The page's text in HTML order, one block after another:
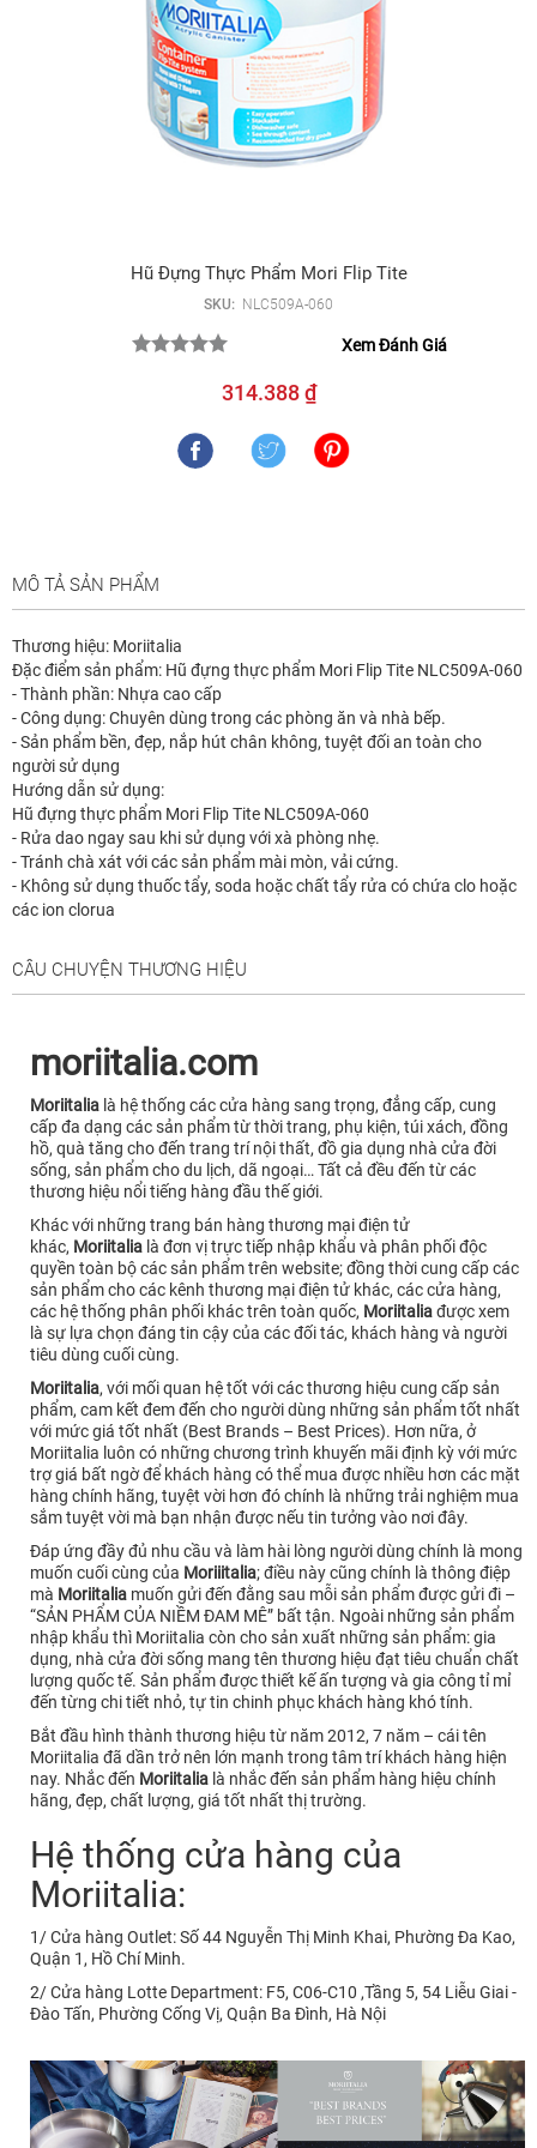
Hũ Đựng Thực Phẩm Mori Flip Tite
SKU: NLC509A-060
Xem Đánh Giá
314.388 ₫
MÔ TẢ SẢN PHẨM
Thương hiệu: Moriitalia
Đặc điểm sản phẩm: Hũ đựng thực phẩm Mori Flip Tite NLC509A-060
- Thành phần: Nhựa cao cấp
- Công dụng: Chuyên dùng trong các phòng ăn và nhà bếp.
- Sản phẩm bền, đẹp, nắp hút chân không, tuyệt đối an toàn cho
người sử dụng
Hướng dẫn sử dụng:
Hũ đựng thực phẩm Mori Flip Tite NLC509A-060
- Rửa dao ngay sau khi sử dụng với xà phòng nhẹ.
- Tránh chà xát với các sản phẩm mài mòn, vải cứng.
- Không sử dụng thuốc tẩy, soda hoặc chất tẩy rửa có chứa clo hoặc
các ion clorua
CÂU CHUYỆN THƯƠNG HIỆU
moriitalia.com
Moriitalia là hệ thống các cửa hàng sang trọng, đẳng cấp, cung
cấp đa dạng các sản phẩm từ thời trang, phụ kiện, túi xách, đồng
hồ, quà tăng cho đến trang trí nội thất, đồ gia dụng nhà cửa đời
sống, sản phẩm cho du lịch, dã ngoại… Tất cả đều đến từ các
thương hiệu nổi tiếng hàng đầu thế giới.
Khác với những trang bán hàng thương mại điện tử
khác, Moriitalia là đơn vị trực tiếp nhập khẩu và phân phối độc
quyền toàn bộ các sản phẩm trên website; đồng thời cung cấp các
sản phẩm cho các kênh thương mại điện tử khác, các cửa hàng,
các hệ thống phân phối khác trên toàn quốc, Moriitaliađược xem
là sự lựa chọn đáng tin cậy của các đối tác, khách hàng và người
tiêu dùng cuối cùng.
Moriitalia, với mối quan hệ tốt với các thương hiệu cung cấp sản
phẩm, cam kết đem đến cho người dùng những sản phẩm tốt nhất
với mức giá tốt nhất (Best Brands – Best Prices). Hơn nữa, ở
Moriitalia luôn có những chương trình khuyến mãi định kỳ với mức
trợ giá bất ngờ để khách hàng có thể mua được nhiều hơn các mặt
hàng chính hãng, tuyệt vời hơn đó chính là những trải nghiệm mua
sắm tuyệt vời mà bạn nhận được nếu tin tưởng vào nơi đây.
Đáp ứng đầy đủ nhu cầu và làm hài lòng người dùng chính là mong
muốn cuối cùng của Moriiitalia; điều này cũng chính là thông điệp
mà Moriitalia muốn gửi đến đằng sau mỗi sản phẩm được gửi đi –
“SẢN PHẨM CỦA NIỀM ĐAM MÊ” bất tận. Ngoài những sản phẩm
nhập khẩu thì Moriitalia còn cho sản xuất những sản phẩm: gia
dụng, nhà cửa đời sống mang tên thương hiệu đạt tiêu chuẩn chất
lượng quốc tế. Sản phẩm được thiết kế ấn tượng và gia công tỉ mỉ
đến từng chi tiết nhỏ, tự tin chinh phục khách hàng khó tính.
Bắt đầu hình thành thương hiệu từ năm 2012, 7 năm – cái tên
Moriitalia đã dần trở nên lớn mạnh trong tâm trí khách hàng hiện
nay. Nhắc đến Moriitalia là nhắc đến sản phẩm hàng hiệu chính
hãng, đẹp, chất lượng, giá tốt nhất thị trường.
Hệ thống cửa hàng của
Moriitalia:
1/ Cửa hàng Outlet: Số 44 Nguyễn Thị Minh Khai, Phường Đa Kao,
Quận 1, Hồ Chí Minh.
2/ Cửa hàng Lotte Department: F5, C06-C10 ,Tầng 5, 54 Liễu Giai -
Đào Tấn, Phường Cống Vị, Quận Ba Đình, Hà Nội